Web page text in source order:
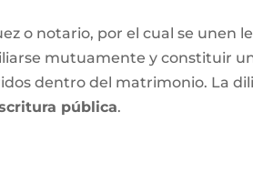
o notario, por el cual se unen
mutuamente y constituir
dentro del matrimonio. La
pública.